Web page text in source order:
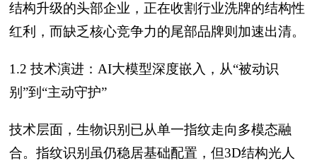
结构升级的头部企业，正在收割行业洗牌的结构性
红利，而缺乏核心竞争力的尾部品牌则加速出清。
1.2 技术演进：AI大模型深度嵌入，从“被动识
别”到“主动守护”
技术层面，生物识别已从单一指纹走向多模态融
合。指纹识别虽仍稳居基础配置，但3D结构光人